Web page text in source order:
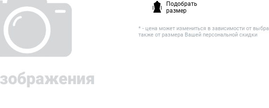
Подобрать
размер
* - цена может измениться в зависимости от
также от размера Вашей персональной скидки